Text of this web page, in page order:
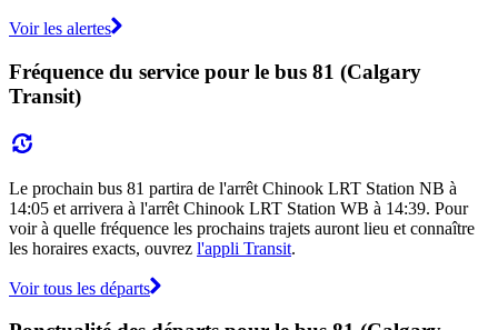
Voir les alertes
Fréquence du service pour le bus 81 (Calgary
Transit)
Le prochain bus 81 partira de l'arrêt Chinook LRT Station NB à
14:05 et arrivera à l'arrêt Chinook LRT Station WB à 14:39. Pour
voir à quelle fréquence les prochains trajets auront lieu et connaître
les horaires exacts, ouvrez l'appli Transit.
Voir tous les départs